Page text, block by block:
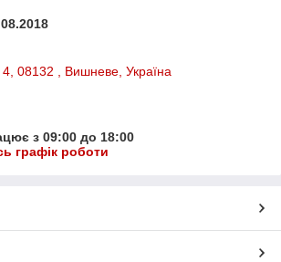
ЗАМОВЛЕННЯ
повною передоплатою або за
узгодженими умовами в договорі.
4, 08132 , Вишневе, Україна
з 09:00 до 18:00
графік роботи